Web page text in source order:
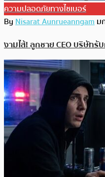
ความปลอดภัยทางไซเบอร์
ByNisarat Aunrueanngamม
งามไส้! ลูกชาย CEO บริษัทรั